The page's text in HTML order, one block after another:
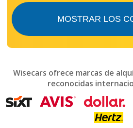
and
mark
get
the
MOSTRAR LOS
Wisecars ofrece marcas de
reconocidas